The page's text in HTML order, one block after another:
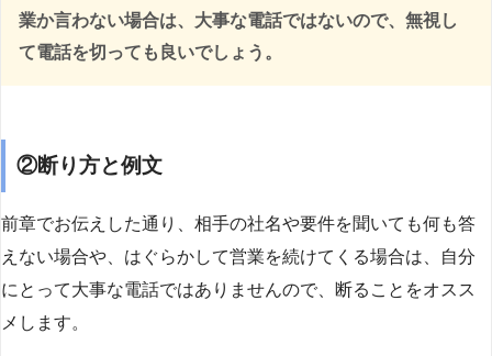
業か言わない場合は、大事な電話ではないので、無視し
て電話を切っても良いでしょう。
②断り方と例文
前章でお伝えした通り、相手の社名や要件を聞いても何も答
えない場合や、はぐらかして営業を続けてくる場合は、自分
にとって大事な電話ではありませんので、断ることをオスス
メします。